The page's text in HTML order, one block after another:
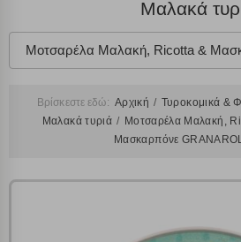
Μαλακά
Μοτσαρέλα Μαλακή, Ricotta &
Βρίσκεστε εδώ: Αρχική
Τυροκομικά &
Μαλακά τυριά
Μοτσαρέλα Μαλακή,
Μασκαρπόνε